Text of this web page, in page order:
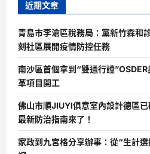
近期文章
青島市李滄區稅務局：黨新竹森和
刻社區展開疫情防控任務
南沙區首個拿到“雙通行證
革項目開工
佛山市順JIUYI俱意室內設計德區
最新防治指南來了！
家政到九宮格分享辦事：從“生計